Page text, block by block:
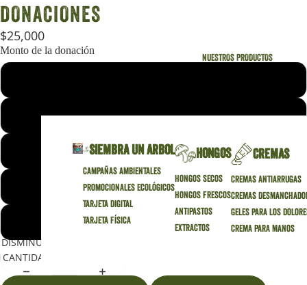
NUESTROS PRODUCTOS
SIEMBRA UN ARBOL
Campañas Ambientales
Promocionales Ecológicos
Tarjeta Digital
Tarjeta Física
HONGOS
Hongos secos
Hongos frescos
Antipastos
Extractos
CREMAS
Cremas Antiarrugas
Cremas
Geles para los
Crema para manos
DONACIONES
$25,000
Monto de la donación
50000
100000
300000
DISMINUIR
CANTIDAD